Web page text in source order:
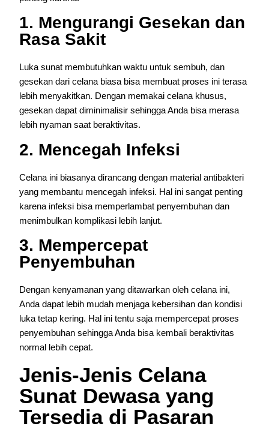
1. Mengurangi Gesekan dan
Rasa Sakit
Luka sunat membutuhkan waktu untuk sembuh, dan
gesekan dari celana biasa bisa membuat proses ini terasa
lebih menyakitkan. Dengan memakai celana khusus,
gesekan dapat diminimalisir sehingga Anda bisa merasa
lebih nyaman saat beraktivitas.
2. Mencegah Infeksi
Celana ini biasanya dirancang dengan material antibakteri
yang membantu mencegah infeksi. Hal ini sangat penting
karena infeksi bisa memperlambat penyembuhan dan
menimbulkan komplikasi lebih lanjut.
3. Mempercepat
Penyembuhan
Dengan kenyamanan yang ditawarkan oleh celana ini,
Anda dapat lebih mudah menjaga kebersihan dan kondisi
luka tetap kering. Hal ini tentu saja mempercepat proses
penyembuhan sehingga Anda bisa kembali beraktivitas
normal lebih cepat.
Jenis-Jenis Celana
Sunat Dewasa yang
Tersedia di Pasaran